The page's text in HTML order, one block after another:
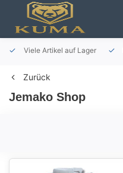
Viele Artikel auf Lager
Zurück
Jemako Shop